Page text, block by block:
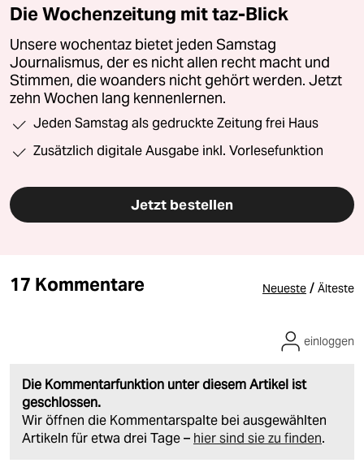
Die Wochenzeitung mit taz-Blick
Unsere wochentaz bietet jeden Samstag
Journalismus, der es nicht allen recht macht und
Stimmen, die woanders nicht gehört werden. Jetzt
zehn Wochen lang kennenlernen.
Jeden Samstag als gedruckte Zeitung frei Haus
Zusätzlich digitale Ausgabe inkl. Vorlesefunktion
Jetzt bestellen
17 Kommentare Neueste / Älteste
Die Kommentarfunktion unter diesem Artikel ist
geschlossen.
Wir öffnen die Kommentarspalte bei ausgewählten
Artikeln für etwa drei Tage – hier sind sie zu finden.
einloggen